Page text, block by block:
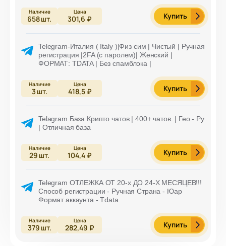
658шт. 301,6 ₽ Купить
Telegram-Италия ( Italy )|Физ сим | Чистый | Ручная
регистрация |2FA (с паролем)| Женский |
ФОРМАТ: TDATA | Без спамблока |
3шт. 418,5 ₽ Купить
Telagram База Крипто чатов | 400+ чатов. | Гео - Ру
| Отличная база
29 шт. 104,4 ₽ Купить
Telegram ОТЛЕЖКА ОТ 20-х ДО 24-Х МЕСЯЦЕВ!!!
Способ регистрации - Ручная Страна - Юар
Формат аккаунта - Tdata
379 шт. 282,49 ₽ Купить